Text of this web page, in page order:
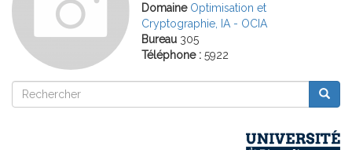
Domaine Optimisation et
Cryptographie, IA - OCIA
Bureau 305
Téléphone : 5922
Rechercher
Rechercher